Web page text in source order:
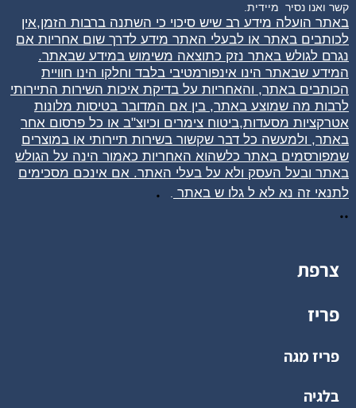
קשר ואנו נסיר מיידית.
באתר הועלה מידע רב שיש סיכוי כי השתנה ברבות הזמן,אין
לכותבים באתר או לבעלי האתר מידע לדרך שום אחריות אם
נגרם לגולש באתר נזק כתוצאה משימוש במידע שבאתר.
המידע שבאתר הינו אינפורמטיבי בלבד וחלקו הינו חוויית
הכותבים באתר, והאחריות על בדיקת איכות השירות התיירותי
לרבות מה שמוצע באתר, בין אם המדובר בטיסות מלונות
אטרקציות מסעדות,ביטוח צימרים וכיוצ"ב או כל פרסום אחר
באתר, ולמעשה כל דבר שקשור בשירות תיירותי או במוצרים
שמפורסמים באתר כלשהוא האחריות כאמור הינה על הגולש
באתר ובעל העסק ולא על בעלי האתר. אם אינכם מסכימים
לתנאי זה נא לא ל גלו ש באתר .
.
..
צרפת
פריז
פריז מגה
בלגיה